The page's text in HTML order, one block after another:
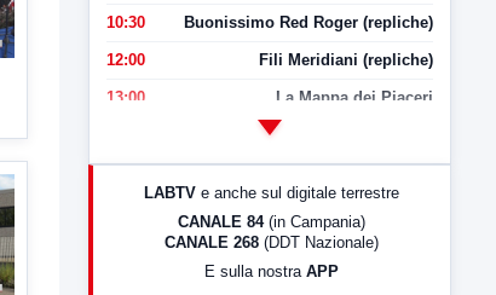
10:30 Buonissimo Red Roger (repliche)
12:00 Fili Meridiani (repliche)
13:00 La Mappa dei Piaceri
LabNews (Diretta)
LABTV e anche sul digitale terrestre
CANALE 84 (in Campania)
CANALE 268 (DDT Nazionale)
E sulla nostra APP